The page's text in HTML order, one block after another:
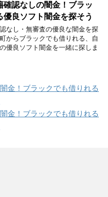
確認なしの闇金！ブラッ
優良ソフト闇金を探そう
なし・無審査の優良な闇金を探
からブラックでも借りれる、自
優良ソフト闇金を一緒に探しま
金！ブラックでも借りれる
金！ブラックでも借りれる